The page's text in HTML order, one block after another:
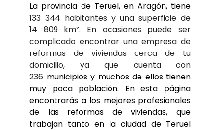
La provincia de Teruel, en Aragón, tiene
133 344 habitantes y una superficie de
14 809 km². En ocasiones puede ser
complicado encontrar una empresa de
reformas de viviendas cerca de tu
domicilio, ya que cuenta con
236 municipios y muchos de ellos tienen
muy poca población. En esta página
encontrarás a los mejores profesionales
de las reformas de viviendas, que
trabajan tanto en la ciudad de Teruel